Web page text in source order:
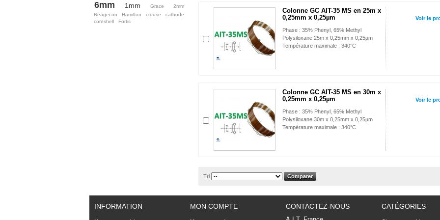
6mm 1mm Grace
2mm
Reagecon
Hamilton creuse
cathode
coreshell
Fortis
Colonne GC AIT-35 MS en 25m x
0,25mm x 0,25µm
Phase : 35% Phenyl, 65% Methyl
Polysiloxane 25m x 0,25mm x 0,25µm
Température maximale : 340°C
Voir le
Colonne GC AIT-35 MS en 30m x
0,25mm x 0,25µm
Phase : 35% Phenyl, 65% Methyl
Polysiloxane 30m x 0,25mm x 0,25µm
Température maximale : 340°C
Voir le
Tri
INFORMATION MON COMPTE CONTACTEZ-NOUS CATÉGORIES